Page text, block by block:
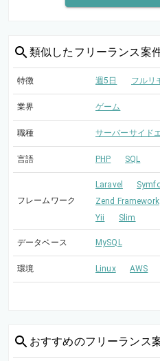
類似した フリーランス案
特徴 週5日 フルリ
業界 ゲーム
職種 サーバーサイド
言語 PHP SQL
フレームワーク
Laravel
Zend Framework
Yii
Slim
データベース MySQL
環境 Linux AWS
おすすめのフリーランス